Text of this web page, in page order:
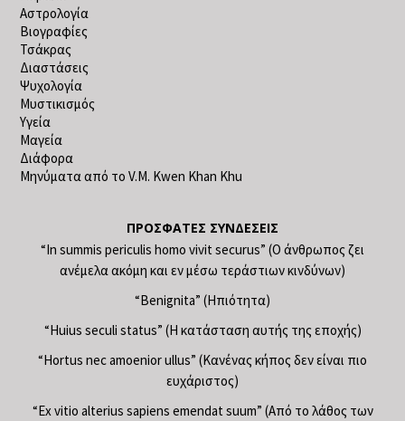
Αστρολογία
Βιογραφίες
Τσάκρας
Διαστάσεις
Ψυχολογία
Μυστικισμός
Υγεία
Μαγεία
Διάφορα
Μηνύματα από το V.M. Kwen Khan Khu
ΠΡΌΣΦΑΤΕΣ ΣΥΝΔΈΣΕΙΣ
“In summis periculis homo vivit securus” (Ο άνθρωπος ζει
ανέμελα ακόμη και εν μέσω τεράστιων κινδύνων)
“Benignita” (Ηπιότητα)
“Huius seculi status” (Η κατάσταση αυτής της εποχής)
“Hortus nec amoenior ullus” (Κανένας κήπος δεν είναι πιο
ευχάριστος)
“Ex vitio alterius sapiens emendat suum” (Από το λάθος των